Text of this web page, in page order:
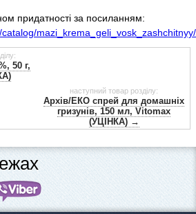
придатності за посиланням:
50 г,
наступний товар розділу:
Архів/ЕКО спрей для домашніх
гризунів, 150 мл, Vitomax
(УЦІНКА) →
товари оптом